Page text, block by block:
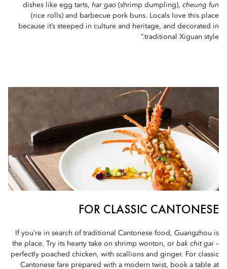
dishes like egg tarts, har gao (shrimp dumpling), cheung fun
(rice rolls) and barbecue pork buns. Locals love this place
because it’s steeped in culture and heritage, and decorated in
traditional Xiguan style.”
FOR CLASSIC CANTONESE
If you’re in search of traditional Cantonese food, Guangzhou is
the place. Try its hearty take on shrimp wonton, or bak chit gai –
perfectly poached chicken, with scallions and ginger. For classic
Cantonese fare prepared with a modern twist, book a table at